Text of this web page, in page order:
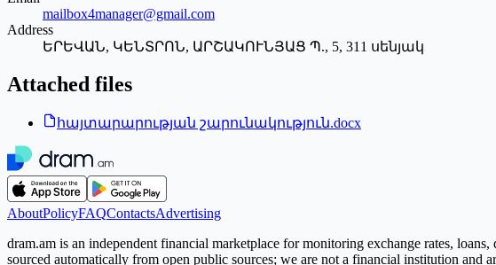
mailbox4manager@gmail.com
Address
ԵՐԵՎԱՆ, ԿԵՆՏՐՈՆ, ԱՐՇԱԿՈՒՆՅԱՑ Պ., 5, 311 սենյակ
Attached files
հայտարարության շարունակություն.docx
AboutPolicyFAQContactsAdvertising
dram.am is an independent financial marketplace for monitoring exchange rates,
sourced automatically from open public sources; we are not a financial institution and